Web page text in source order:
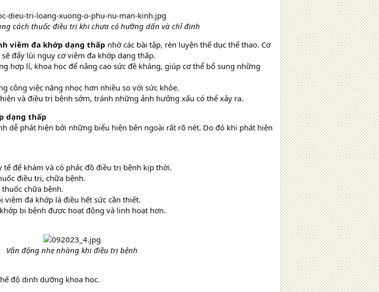
cách thuốc điều trị khi chưa có hưỡng dấn và chỉ định
viêm đa khớp dạng thấp nhờ các bài tập, rèn luyện thể dục thể thao. Cơ
đẩy lùi nguy cơ viêm đa khớp dạng thấp.
hợp lí, khoa học để nâng cao sức đề kháng, giúp cơ thể bổ sung những
công việc nặng nhọc hơn nhiều so với sức khỏe.
và điều trị bệnh sớm, tránh những ảnh hưởng xấu có thể xảy ra.
dạng thấp
dễ phát hiện bởi những biểu hiện bên ngoài rất rõ nét. Do đó khi phát hiện
để khám và có phác đồ điều trị bệnh kịp thời.
điều trị, chữa bệnh.
chữa bệnh.
viêm đa khớp là điều hết sức cần thiết.
bi bệnh được hoạt động và linh hoạt hơn.
Vận động nhẹ nhàng khi điều trị bệnh
độ dinh dưỡng khoa học.